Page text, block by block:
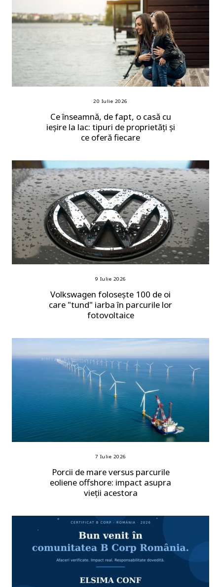
20 Iulie 2026
Ce înseamnă, de fapt, o casă cu
ieșire la lac: tipuri de proprietăți și
ce oferă fiecare
9 Iulie 2026
Volkswagen folosește 100 de oi
care "tund" iarba în parcurile lor
fotovoltaice
7 Iulie 2026
Porcii de mare versus parcurile
eoliene offshore: impact asupra
vieții acestora